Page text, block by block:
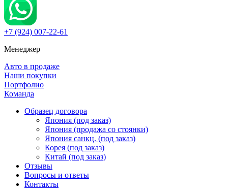
+7 (924) 007-22-61
Менеджер
Авто в продаже
Наши покупки
Портфолио
Команда
Образец договора
Япония (под заказ)
Япония (продажа со стоянки)
Япония санкц. (под заказ)
Корея (под заказ)
Китай (под заказ)
Отзывы
Вопросы и ответы
Контакты